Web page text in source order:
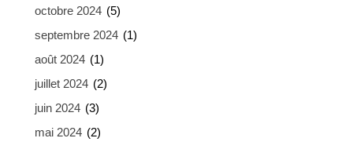
octobre 2024 (5)
septembre 2024 (1)
août 2024 (1)
juillet 2024 (2)
juin 2024 (3)
mai 2024 (2)